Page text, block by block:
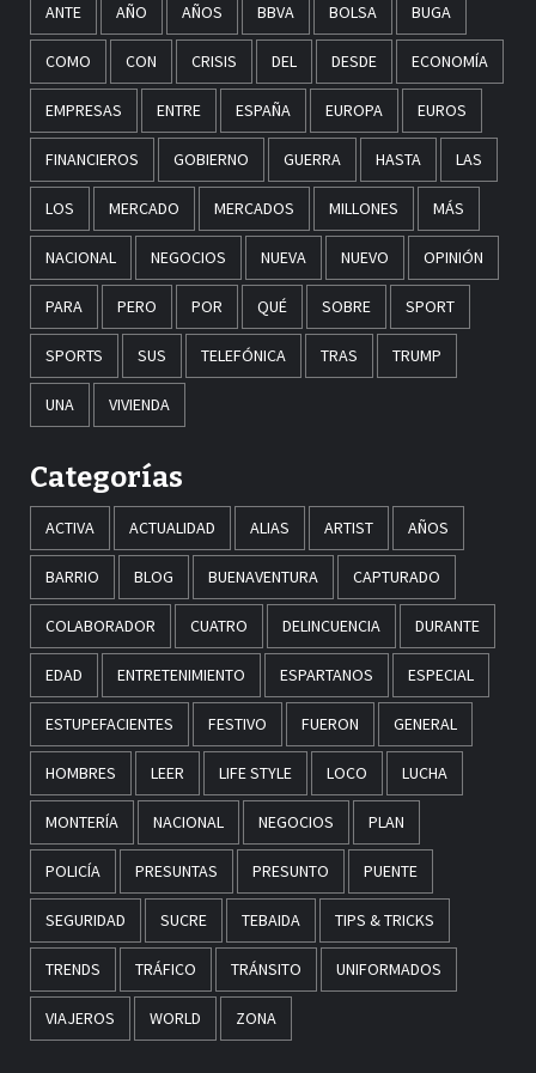
ANTE AÑO AÑOS BBVA BOLSA BUGA
COMO CON CRISIS DEL DESDE ECONOMÍA
EMPRESAS ENTRE ESPAÑA EUROPA EUROS
FINANCIEROS GOBIERNO GUERRA HASTA LAS
LOS MERCADO MERCADOS MILLONES MÁS
NACIONAL NEGOCIOS NUEVA NUEVO OPINIÓN
PARA PERO POR QUÉ SOBRE SPORT
SPORTS SUS TELEFÓNICA TRAS TRUMP
UNA VIVIENDA
Categorías
ACTIVA ACTUALIDAD ALIAS ARTIST AÑOS
BARRIO BLOG BUENAVENTURA CAPTURADO
COLABORADOR CUATRO DELINCUENCIA DURANTE
EDAD ENTRETENIMIENTO ESPARTANOS ESPECIAL
ESTUPEFACIENTES FESTIVO FUERON GENERAL
HOMBRES LEER LIFE STYLE LOCO LUCHA
MONTERÍA NACIONAL NEGOCIOS PLAN
POLICÍA PRESUNTAS PRESUNTO PUENTE
SEGURIDAD SUCRE TEBAIDA TIPS & TRICKS
TRENDS TRÁFICO TRÁNSITO UNIFORMADOS
VIAJEROS WORLD ZONA